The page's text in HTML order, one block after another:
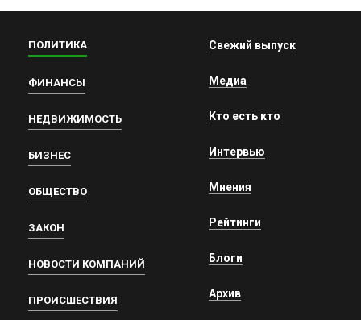
ПОЛИТИКА
ФИНАНСЫ
НЕДВИЖИМОСТЬ
БИЗНЕС
ОБЩЕСТВО
ЗАКОН
НОВОСТИ КОМПАНИЙ
ПРОИСШЕСТВИЯ
Свежий выпуск
Медиа
Кто есть кто
Интервью
Мнения
Рейтинги
Блоги
Архив